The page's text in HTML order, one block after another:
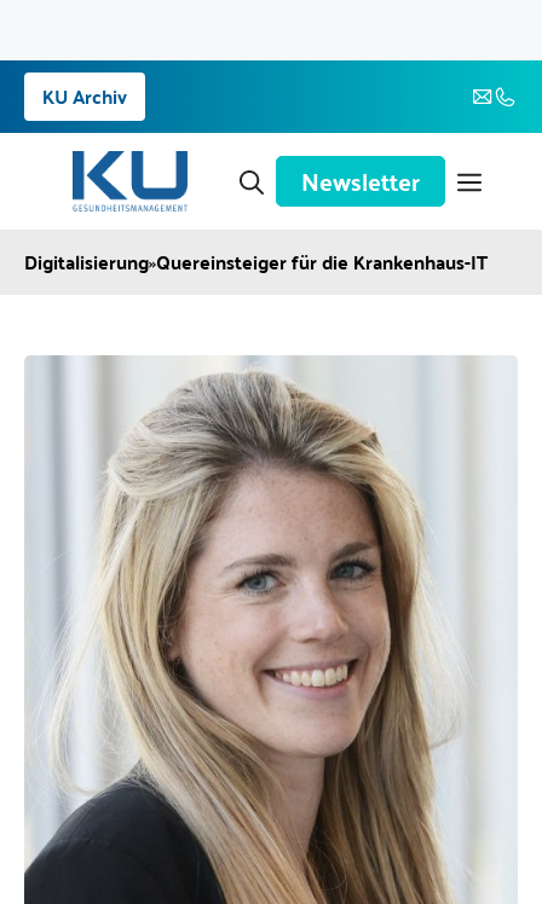
Zum
Inhalt
springen
KU Archiv
Newsletter
Digitalisierung»Quereinsteiger für die Krankenhaus-IT